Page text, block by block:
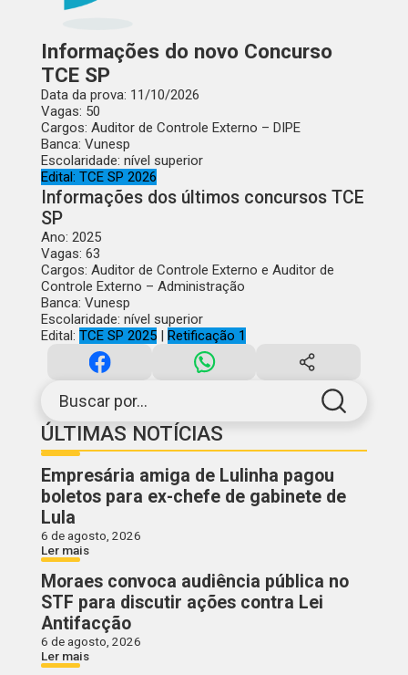
Buscar por...
ÚLTIMAS NOTÍCIAS
Empresária amiga de Lulinha pagou
boletos para ex-chefe de gabinete de
Lula
6 de agosto, 2026
Ler mais
Moraes convoca audiência pública no
STF para discutir ações contra Lei
Antifacção
6 de agosto, 2026
Ler mais
Informações do novo Concurso
TCE SP
Data da prova: 11/10/2026
Vagas: 50
Cargos: Auditor de Controle Externo – DIPE
Banca: Vunesp
Escolaridade: nível superior
Edital: TCE SP 2026
Informações dos últimos concursos TCE
SP
Ano: 2025
Vagas: 63
Cargos: Auditor de Controle Externo e Auditor de
Controle Externo – Administração
Banca: Vunesp
Escolaridade: nível superior
Edital: TCE SP 2025| Retificação 1